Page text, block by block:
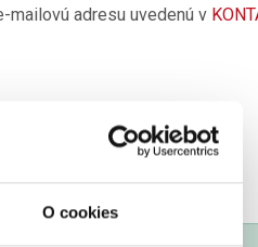
O cookies
mailovú adresu uvedenú v